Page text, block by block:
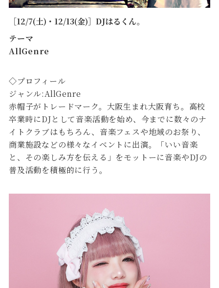
［12/7(土)・12/13(金)］DJはるくん。
テーマ
AllGenre
◇プロフィール
ジャンル:AllGenre
赤帽子がトレードマーク。大阪生まれ大阪育ち。高校
卒業時にDJとして音楽活動を始め、今までに数々のナ
イトクラブはもちろん、音楽フェスや地域のお祭り、
商業施設などの様々なイベントに出演。「いい音楽
と、その楽しみ方を伝える」をモットーに音楽やDJの
普及活動を積極的に行う。